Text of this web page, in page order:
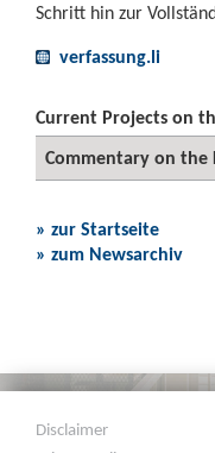
Schritt hin zur
verfassung.li
Current Projects on
Commentary on the
» zur Startseite
» zum Newsarchiv
Disclaimer